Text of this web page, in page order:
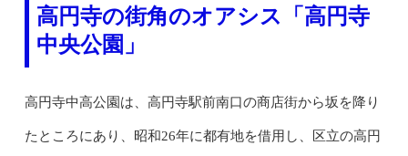
高円寺の街角のオアシス「高円寺
中央公園」
高円寺中高公園は、高円寺駅前南口の商店街から坂を降り
たところにあり、昭和26年に都有地を借用し、区立の高円